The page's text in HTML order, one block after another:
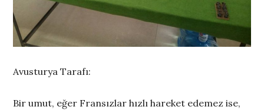
Avusturya Tarafı:
Bir umut, eğer Fransızlar hızlı hareket edemez ise,